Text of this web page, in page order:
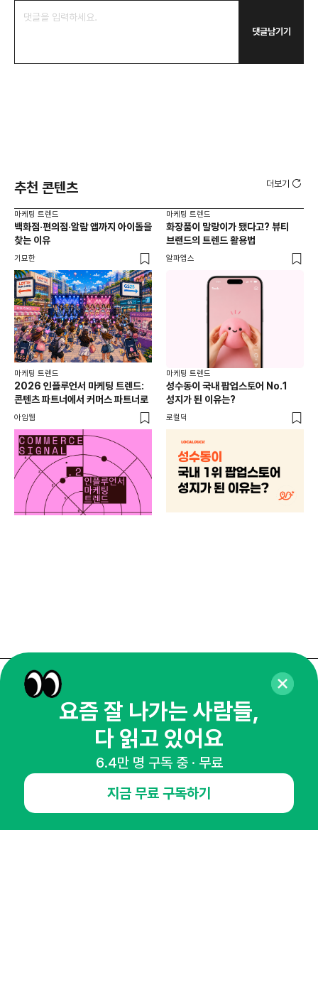
댓글남기기
추천 콘텐츠 더보기
마케팅 트렌드
백화점·편의점·알람 앱까지 아이돌을
찾는 이유
기묘한
마케팅 트렌드
화장품이 말랑이가 됐다고? 뷰티
브랜드의 트렌드 활용법
알파앱스
마케팅 트렌드
2026 인플루언서 마케팅 트렌드:
콘텐츠 파트너에서 커머스 파트너로
아임웹
마케팅 트렌드
성수동이 국내 팝업스토어 No.1
성지가 된 이유는?
로컬덕
매주 화요일 아침,
마케팅 감각을 깨워 드릴게요!
65,043명의 마케터를 성장시키는 뉴스레터
요즘 잘 나가는 사람들,
다 읽고 있어요
6.4만 명 구독 중 · 무료
지금 무료 구독하기